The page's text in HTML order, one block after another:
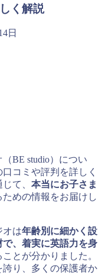
く解説
日
BE studio）につい
コミや評判を詳しく
て、 本当にお子さま
めの情報をお届けし
オは年齢別に細かく設
、着実に英語力を身
とが分かりました。
誇り、多くの保護者か